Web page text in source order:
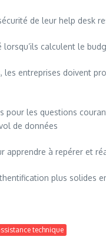
de leur help desk
calculent le
les entreprises doivent
les questions
de données
à repérer et
plus solides
technique